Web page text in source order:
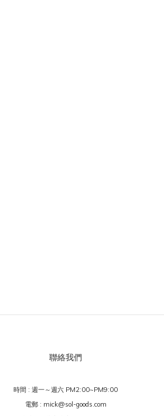
聯絡我們
時間 : 週一～週六 PM2:00~PM9:00
電郵 : mick@sol-goods.com